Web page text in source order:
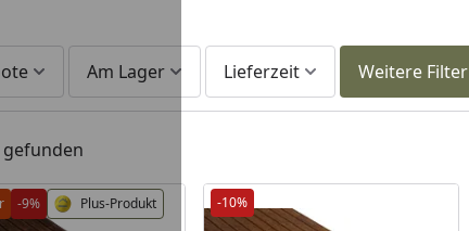
Am Lager Lieferzeit Weitere Filter
-9% Plus-Produkt -10%